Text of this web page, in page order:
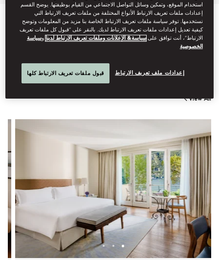
STAY
rooms or suites - spacious and thoughtfully arranged to
accommodate travel with children or extended family.
View All
استخدام الموقع، وتمكين وسائل التواصل الاجتماعي من القيام بوظيفتها. يوضح القسم
إعدادات ملفات تعريف الارتباط الأنواع المختلفة من ملفات تعريف الارتباط التي
نستخدمها. توفر سياسة ملفات تعريف الارتباط الخاصة بنا مزيد من المعلومات وتوضح
كيفية تعديل إعدادات ملفات تعريف الارتباط لديك. بالنقر على “قبول كل ملفات تعريف
الارتباط”، أنت توافق علىسياسة& الإعلانات وملفات تعريف الارتباط لدينا وسياسة
الخصوصية
إعدادات ملف تعريف الارتباط قبول ملفات تعريف الارتباط كلها